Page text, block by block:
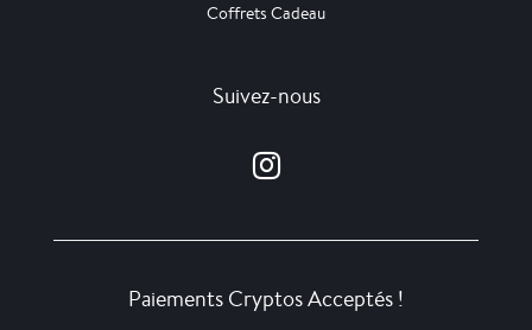
Coffrets Cadeau
Suivez-nous
Paiements Cryptos Acceptés !